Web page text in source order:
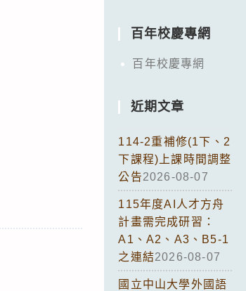
百年校慶專網
百年校慶專網
近期文章
114-2重補修(1下、2
下課程)上課時間調整
公告2026-08-07
115年度AI人才方舟
計畫需完成研習：
A1、A2、A3、B5-1
之連結2026-08-07
國立中山大學外國語